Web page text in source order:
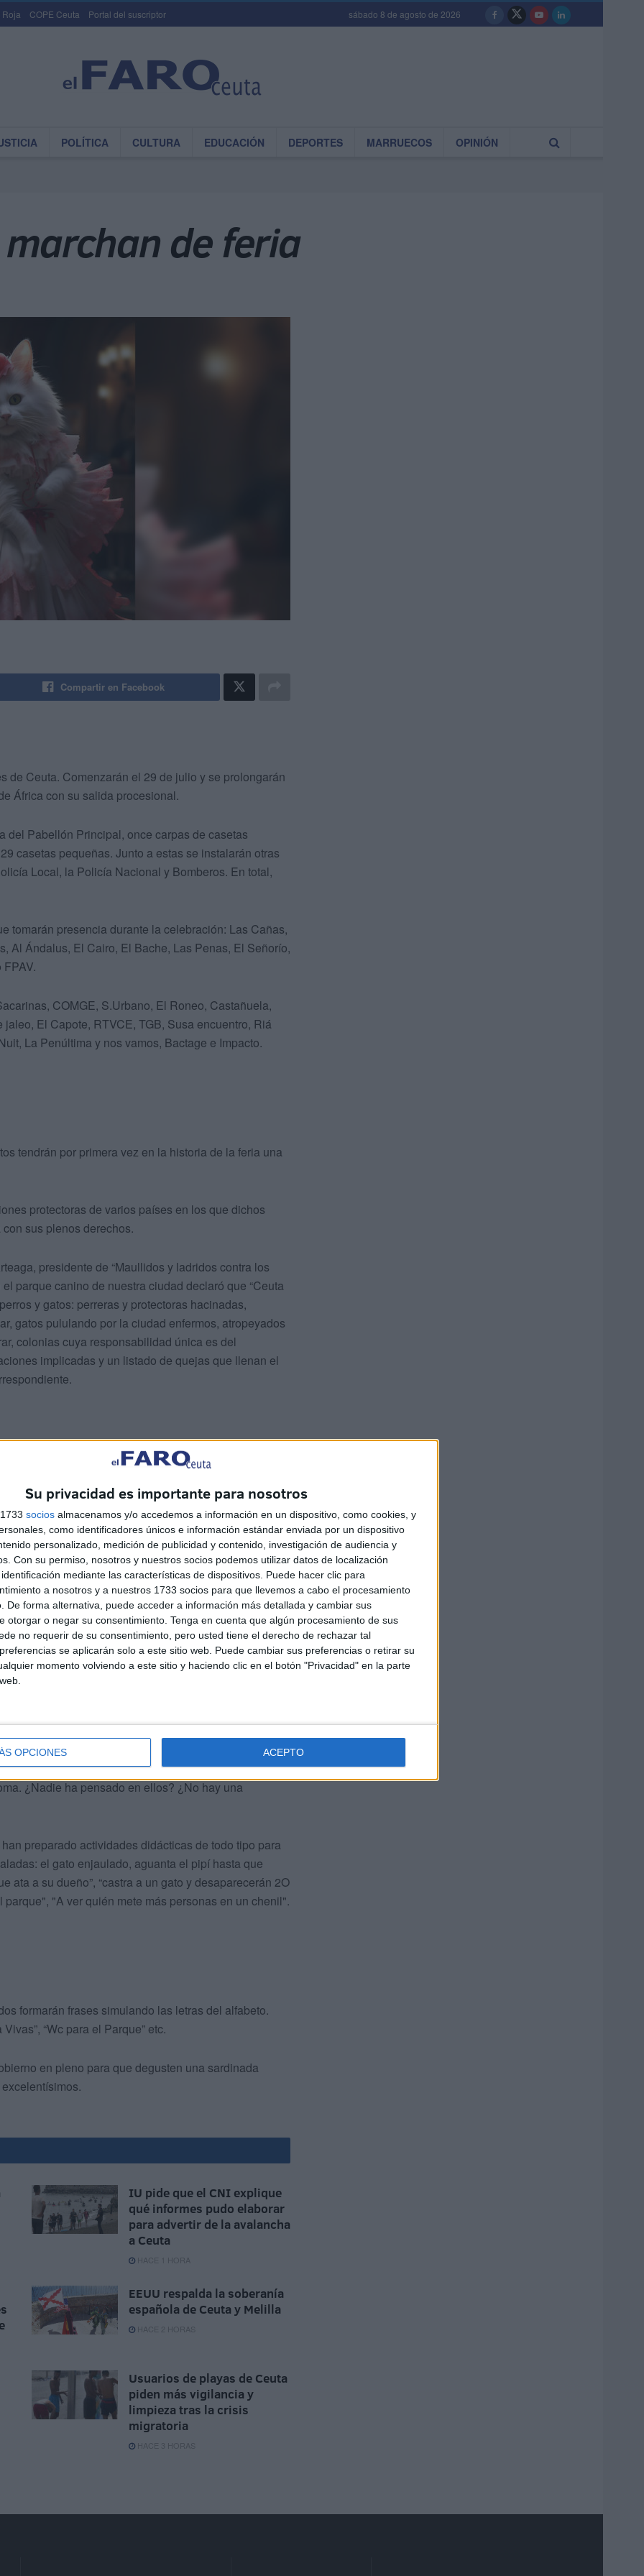
Su privacidad es importante para nosotros
socios almacenamos y/o accedemos a información en un dispositivo, como cookies, y
como identificadores únicos e información estándar enviada por un dispositivo
personalizado, medición de publicidad y contenido, investigación de audiencia y
Con su permiso, nosotros y nuestros socios podemos utilizar datos de localización
mediante las características de dispositivos. Puede hacer clic para
a nosotros y a nuestros 1733 socios para que llevemos a cabo el procesamiento
De forma alternativa, puede acceder a información más detallada y cambiar sus
otorgar o negar su consentimiento. Tenga en cuenta que algún procesamiento de sus
no requerir de su consentimiento, pero usted tiene el derecho de rechazar tal
se aplicarán solo a este sitio web. Puede cambiar sus preferencias o retirar su
momento volviendo a este sitio y haciendo clic en el botón "Privacidad" en la parte
OPCIONES ACEPTO
Roja COPE Ceuta Portal del suscriptor sábado 8 de agosto de 2026
POLÍTICA CULTURA EDUCACIÓN DEPORTES MARRUECOS OPINIÓN
de feria
Compartir en Facebook
de Ceuta. Comenzarán el 29 de julio y se prolongarán
África con su salida procesional.
del Pabellón Principal, once carpas de casetas
casetas pequeñas. Junto a estas se instalarán otras
Local, la Policía Nacional y Bomberos. En total,
tomarán presencia durante la celebración: Las Cañas,
Al Ándalus, El Cairo, El Bache, Las Penas, El Señorío,
COMGE, S.Urbano, El Roneo, Castañuela,
El Capote, RTVCE, TGB, Susa encuentro, Riá
La Penúltima y nos vamos, Bactage e Impacto.
tendrán por primera vez en la historia de la feria una
protectoras de varios países en los que dichos
sus plenos derechos.
presidente de “Maullidos y ladridos contra los
parque canino de nuestra ciudad declaró que “Ceuta
y gatos: perreras y protectoras hacinadas,
gatos pululando por la ciudad enfermos, atropeyados
colonias cuya responsabilidad única es del
implicadas y un listado de quejas que llenan el
radio, televisión, facebook y otras redes
canino está estropeado hace cinco largos meses y,
hecho más de 1.000 fotos , siguen sin funcionar.
a que sus jefes los cojan de las orejas. Tampoco
cantidad ingente de dinero empleada para el último
y sin alternativa mientras el recinto quede cerrado?
los aledaños del recinto que tendrán que recoger el
¿Nadie ha pensado en ellos? ¿No hay una
preparado actividades didácticas de todo tipo para
el gato enjaulado, aguanta el pipí hasta que
ata a su dueño”, “castra a un gato y desaparecerán 2O
"A ver quién mete más personas en un chenil".
formarán frases simulando las letras del alfabeto.
“Wc para el Parque” etc.
en pleno para que degusten una sardinada
IU pide que el CNI explique
qué informes pudo elaborar
para advertir de la avalancha
a Ceuta
HACE 1 HORA
EEUU respalda la soberanía
española de Ceuta y Melilla
HACE 2 HORAS
Usuarios de playas de Ceuta
piden más vigilancia y
limpieza tras la crisis
migratoria
HACE 3 HORAS